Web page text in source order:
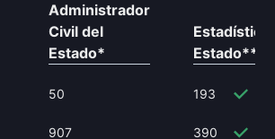
Administrador
Civil del
Estado*
50
907
Estado**
193
390